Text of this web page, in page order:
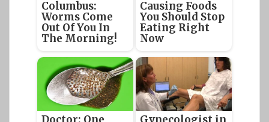
Columbus:
Worms Come
Out Of You In
The Morning!
Causing Foods
You Should Stop
Eating Right
Now